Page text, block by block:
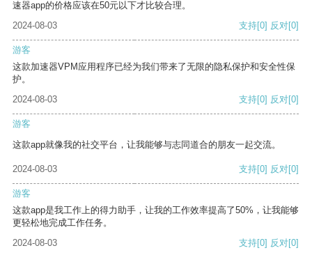
速器app的价格应该在50元以下才比较合理。
2024-08-03
支持[0] 反对[0]
游客
这款加速器VPM应用程序已经为我们带来了无限的隐私保护和安全性保
护。
2024-08-03
支持[0] 反对[0]
游客
这款app就像我的社交平台，让我能够与志同道合的朋友一起交流。
2024-08-03 支持[0] 反对[0]
游客
这款app是我工作上的得力助手，让我的工作效率提高了50%，让我能够
更轻松地完成工作任务。
2024-08-03
支持[0] 反对[0]